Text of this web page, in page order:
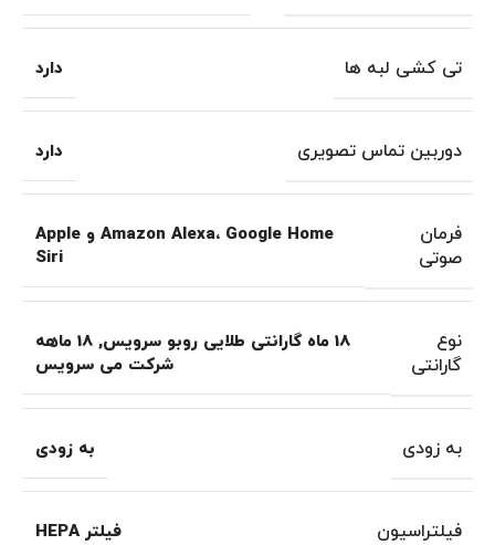
تی کشی لبه ها دارد
دوربین تماس تصویری دارد
فرمان
صوتی
Amazon Alexa، Google Home و Apple
Siri
نوع
گارانتی
18 ماه گارانتی طلایی روبو سرویس ,
18 ماهه
شرکت می سرویس
به زودی به زودی
فیلتراسیون فیلتر HEPA